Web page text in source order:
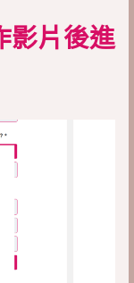
影片後進